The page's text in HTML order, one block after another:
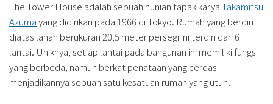
The Tower House adalah sebuah hunian tapak karyaTakamitsu
Azumayang didirikan pada 1966 di Tokyo. Rumah yang berdiri
diatas lahan berukuran 20,5 meter persegi ini terdiri dari 6
lantai. Uniknya, setiap lantai pada bangunan ini memiliki fungsi
yang berbeda, namun berkat penataan yang cerdas
menjadikannya sebuah satu kesatuan rumah yang utuh.